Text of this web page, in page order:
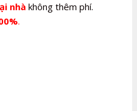
nhà không thêm phí.
.